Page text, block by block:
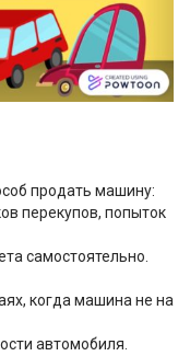
продать машину:
перекупов, попыток
самостоятельно.
когда машина не на
автомобиля.